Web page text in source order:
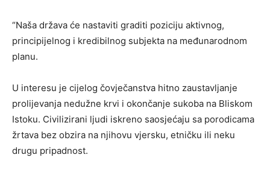
“Naša država će nastaviti graditi poziciju aktivnog,
principijelnog i kredibilnog subjekta na međunarodnom
planu.
U interesu je cijelog čovječanstva hitno zaustavljanje
prolijevanja nedužne krvi i okončanje sukoba na Bliskom
Istoku. Civilizirani ljudi iskreno saosjećaju sa porodicama
žrtava bez obzira na njihovu vjersku, etničku ili neku
drugu pripadnost.